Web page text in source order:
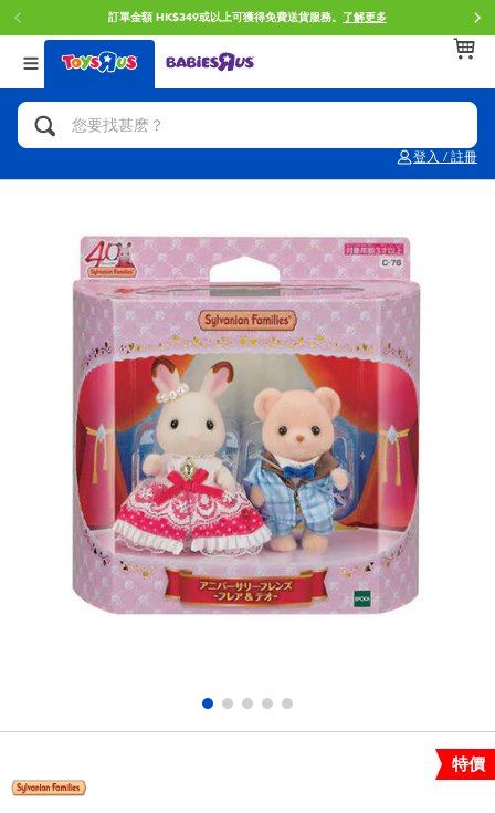
訂單金額 HK$349或以上可獲得免費送貨服務。 了解更多
登入 / 註冊
返回
分類目錄
人氣英雄,角色扮演,射擊玩具
拼砌組合及樂高LEGO
玩具車,貨車,火車及遙控系列
手工藝,文具,蠟筆,泥膠,畫板
娃娃, 芭比,收藏公仔
電子玩具
遊戲及拼圖系列
返回
品牌
Brunch Brother 早午餐兄弟
Spider-Man蜘蛛俠
Mini Brands
Play-Doh培樂多
Pokemon寶可夢
playpop
LEGO樂高
返回
年齢
0~2歳
5~7歳
8~11歳
12~14歳
14歳以上
特價